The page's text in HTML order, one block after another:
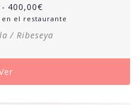
- 400,00€
el restaurante
/ Ribeseya